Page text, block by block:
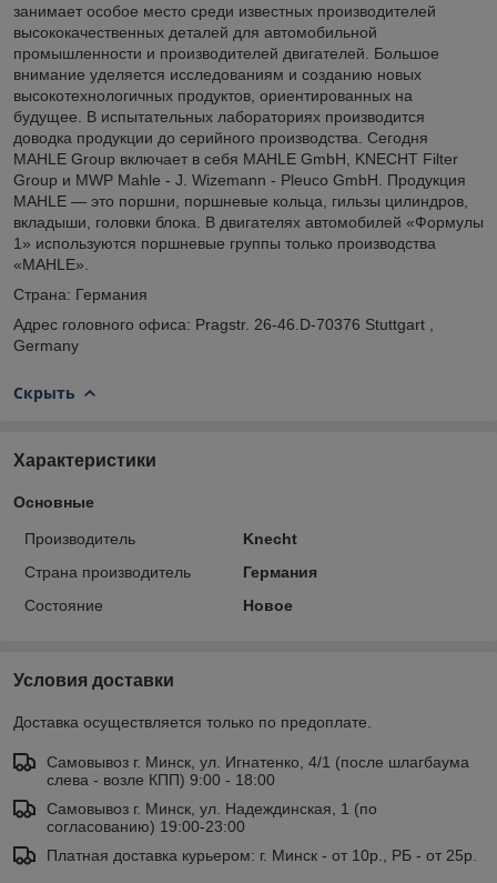
занимает особое место среди известных производителей
высококачественных деталей для автомобильной
промышленности и производителей двигателей. Большое
внимание уделяется исследованиям и созданию новых
высокотехнологичных продуктов, ориентированных на
будущее. В испытательных лабораториях производится
доводка продукции до серийного производства. Сегодня
MAHLE Group включает в себя MAHLE GmbH, KNECHT Filter
Group и MWP Mahle - J. Wizemann - Pleuco GmbH. Продукция
MAHLE — это поршни, поршневые кольца, гильзы цилиндров,
вкладыши, головки блока. В двигателях автомобилей «Формулы
1» используются поршневые группы только производства
«MAHLE».
Страна: Германия
Адрес головного офиса: Pragstr. 26-46.D-70376 Stuttgart ,
Germany
Скрыть
Характеристики
Основные
Производитель
Knecht
Страна производитель
Германия
Состояние
Новое
Условия доставки
Доставка осуществляется только по предоплате.
Самовывоз г. Минск, ул. Игнатенко, 4/1 (после шлагбаума
слева - возле КПП) 9:00 - 18:00
Самовывоз г. Минск, ул. Надеждинская, 1 (по
согласованию) 19:00-23:00
Платная доставка курьером: г. Минск - от 10р., РБ - от 25р.